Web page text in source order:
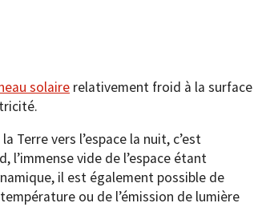
solaire relativement froid à la surface
Terre vers l’espace la nuit, c’est
vide de l’espace étant
il est également possible de
ou de l’émission de lumière